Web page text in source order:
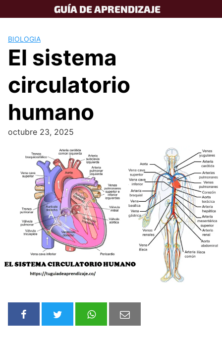
to
GUÍA DE APRENDIZAJE
BIOLOGIA
El sistema
circulatorio
humano
octubre 23, 2025